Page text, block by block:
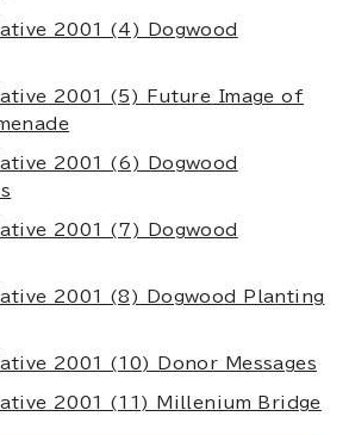
2001 (4) Dogwood
2001 (5) Future Image of
2001 (6) Dogwood
2001 (7) Dogwood
2001 (8) Dogwood Planting
2001 (10) Donor Messages
2001 (11) Millenium Bridge